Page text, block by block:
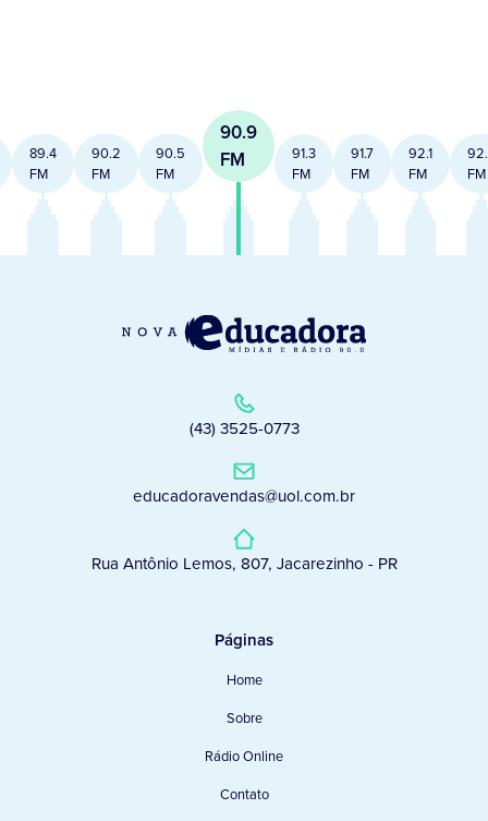
89.4
FM
90.2
FM
90.5
FM
90.9
FM
91.3
FM
91.7
FM
92.1
FM
FM
(43) 3525-0773
educadoravendas@uol.com.br
Rua Antônio Lemos, 807, Jacarezinho - PR
Páginas
Home
Sobre
Rádio Online
Contato